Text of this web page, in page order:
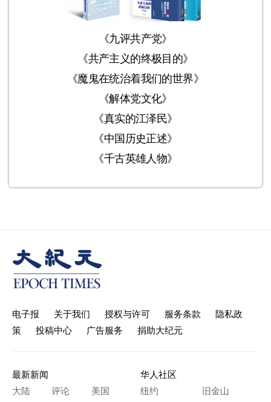
《九评共产党》
《共产主义的终极目的》
《魔鬼在统治着我们的世界》
《解体党文化》
《真实的江泽民》
《中国历史正述》
《千古英雄人物》
电子报 关于我们 授权与许可 服务条款
隐私政
策
投稿中心 广告服务 捐助大纪元
最新新闻
大陆
评论
美国
华人社区
纽约
旧金山